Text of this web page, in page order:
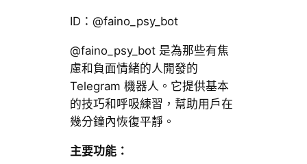
ID：@faino_psy_bot
@faino_psy_bot 是為那些有焦
慮和負面情緒的人開發的
Telegram 機器人。它提供基本
的技巧和呼吸練習，幫助用戶在
幾分鐘內恢復平靜。
主要功能：